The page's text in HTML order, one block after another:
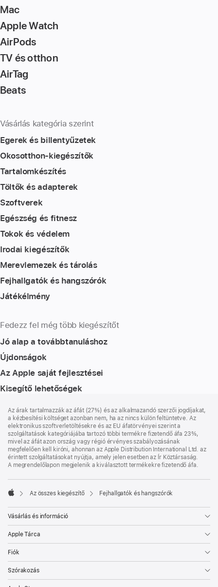
Mac
Apple Watch
AirPods
TV és otthon
AirTag
Beats
Vásárlás kategória szerint
Egerek és billentyűzetek
Okosotthon-kiegészítők
Tartalomkészítés
Töltők és adapterek
Szoftverek
Egészség és fitnesz
Tokok és védelem
Irodai kiegészítők
Merevlemezek és tárolás
Fejhallgatók és hangszórók
Játékélmény
Fedezz fel még több kiegészítőt
Jó alap a továbbtanuláshoz
Újdonságok
Az Apple saját fejlesztései
Kisegítő lehetőségek
Az árak tartalmazzák az áfát (27%) és az alkalmazandó szerzői jogdíjakat,
a kézbesítési költséget azonban nem, ha az nincs külön feltüntetve. Az
elektronikus szoftverletöltésekre és az EU áfatörvényei szerint a
szolgáltatások kategóriájába tartozó többi termékre fizetendő áfa 23%,
mivel az áfát azon ország vagy régió érvényes szabályozásának
megfelelően kell kiróni, ahonnan az Apple Distribution International Ltd. az
érintett szolgáltatásokat nyújtja, amely jelen esetben az Ír Köztársaság.
A megrendelőlapon megjelenik a kiválasztott termékekre fizetendő áfa.
Az összes kiegészítő Fejhallgatók és hangszórók
Vásárlás és információ
Apple Tárca
Fiók
Szórakozás